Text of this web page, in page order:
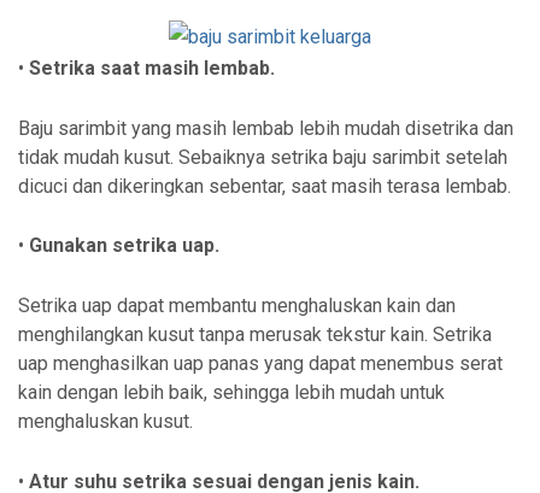
• Setrika saat masih lembab.
Baju sarimbit yang masih lembab lebih mudah disetrika dan
tidak mudah kusut. Sebaiknya setrika baju sarimbit setelah
dicuci dan dikeringkan sebentar, saat masih terasa lembab.
• Gunakan setrika uap.
Setrika uap dapat membantu menghaluskan kain dan
menghilangkan kusut tanpa merusak tekstur kain. Setrika
uap menghasilkan uap panas yang dapat menembus serat
kain dengan lebih baik, sehingga lebih mudah untuk
menghaluskan kusut.
• Atur suhu setrika sesuai dengan jenis kain.